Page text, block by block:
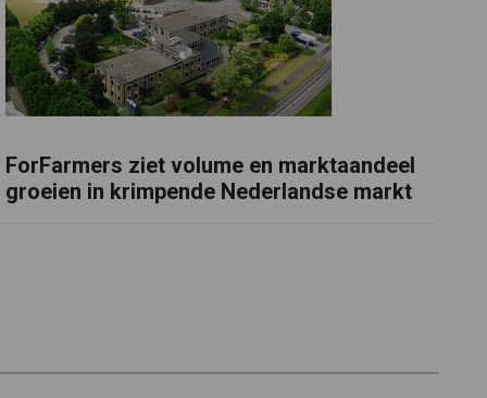
ForFarmers ziet volume en marktaandeel
groeien in krimpende Nederlandse markt